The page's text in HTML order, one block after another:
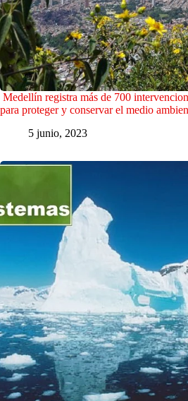
Medellín registra más de 700
para proteger y conservar el medio
5 junio, 2023